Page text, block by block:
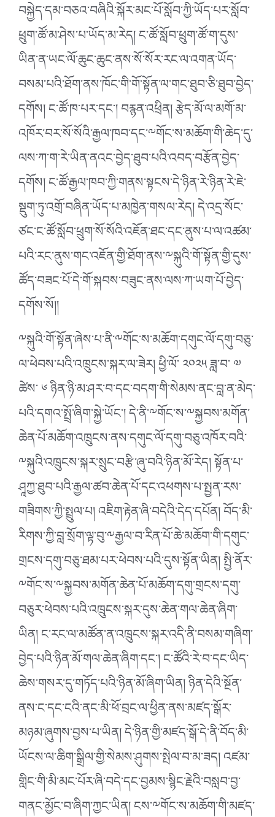
བསྐྱེད་དམ་བཅའ་བཞིའི་སྐོར་མང་པོ་སློབ་ཀྱི་ཡོད་པར་སློབ་
ཕྲུག་ཚོ་མ་ཤེས་པ་ཡོད་མ་རེད། ང་ཚོ་སློབ་ཕྲུག་ཚོ་ག་དུས་
ཡིན་ན་ཡང་ལོ་ཆུང་ཆུང་ནས་སོ་སོར་རང་ལ་འགན་ཡོད་
བསམ་པའི་ཐོག་ནས་ཁོང་གི་གོ་སྟོན་ལ་གང་ཐུབ་ཅི་ཐུབ་བྱེད་
དགོས། ང་ཚོ་ཁ་པར་དང་། བརྙན་འཕྲིན། རྩེད་མོ་ལ་མགོ་མ་
འཁོར་བར་སོ་སོའི་རྒྱལ་ཁབ་དང་༸གོང་ས་མཆོག་གི་ཆེད་དུ་
ལས་ཀ་ག་རེ་ཡིན་ནའང་བྱེད་ཐུབ་པའི་འབད་བརྩོན་བྱེད་
དགོས། ང་ཚོ་རྒྱལ་ཁབ་ཀྱི་གནས་སྟངས་དེ་ཉིན་རེ་ཉིན་རེ་ཇེ་
སྡུག་ཏུ་འགྲོ་བཞིན་ཡོད་པ་མཁྱེན་གསལ་རེད། དེ་འདྲ་སོང་
ཙང་ང་ཚོ་སློབ་ཕྲུག་སོ་སོའི་འཇོན་ཐང་དང་ནུས་པ་ལ་འཚམ་
པའི་རང་ནུས་གང་འཇོན་གྱི་ཐོག་ནས་༸སྐུའི་གོ་སྟོན་གྱི་དུས་
ཚོད་བཟང་པོ་དེ་གོ་སྐབས་བཟུང་ནས་ལས་ཀ་ཡག་པོ་བྱེད་
དགོས་སོ།།
༸སྐུའི་གོ་སྟོན་ཞེས་པ་ནི་༸གོང་ས་མཆོག་དགུང་ལོ་དགུ་བཅུ་
ལ་ཕེབས་པའི་འཁྲུངས་སྐར་ལ་ཟེར། ཕྱི་ལོ་ ༢༠༢༥ ཟླ་བ་ ༧
ཚེས་ ༦ ཉིན་ཉི་མ་ཤར་བ་དང་བདག་གི་སེམས་ནང་བླ་ན་མེད་
པའི་དགའ་སྤྲོ་ཞིག་སྐྱེ་ཡོང་། དེ་ནི་༸གོང་ས་༸སྐྱབས་མགོན་
ཆེན་པོ་མཆོག་འཁྲུངས་ནས་དགུང་ལོ་དགུ་བཅུ་འཁོར་བའི་
༸སྐུའི་འཁྲུངས་སྐར་སྲུང་བརྩི་ཞུ་བའི་ཉིན་མོ་རེད། སྟོན་པ་
ཤཱཀྱ་ཐུབ་པའི་རྒྱལ་ཚབ་ཆེན་པོ་དང་འཕགས་པ་སྤྱན་རས་
གཟིགས་ཀྱི་སྤྲུལ་པ། འཇིག་རྟེན་ཞི་བདེའི་དེད་དཔོན། བོད་མི་
རིགས་ཀྱི་བླ་སྲོག་ལྟ་བུ་༸རྒྱལ་བ་རིན་པོ་ཆེ་མཆོག་གི་དགུང་
གྲངས་དགུ་བཅུ་ཐམ་པར་ཕེབས་པའི་དུས་སྟོན་ཡིན། སྤྱི་ནོར་
༸གོང་ས་༸སྐྱབས་མགོན་ཆེན་པོ་མཆོག་དགུ་གྲངས་དགུ་
བཅུར་ཕེབས་པའི་འཁྲུངས་སྐར་དུས་ཆེན་གལ་ཆེན་ཞིག་
ཡིན། ང་རང་ལ་མཚོན་ན་འཁྲུངས་སྐར་འདི་ནི་བསམ་གཞིག་
བྱེད་པའི་ཉིན་མོ་གལ་ཆེན་ཞིག་དང་། ང་ཚོའི་རེ་བ་དང་ཡིད་
ཆེས་གསར་དུ་གཏོད་པའི་ཉིན་མོ་ཞིག་ཡིན། ཉིན་དེའི་སྔོན་
ནས་ང་དང་ངའི་ནང་མི་ཕོ་བྲང་ལ་ཕྱིན་ནས་མཛད་སྒོར་
མཉམ་ཞུགས་བྱས་པ་ཡིན། དེ་ཉིན་གྱི་མཛད་སྒོ་དེ་ནི་བོད་མི་
ཡོངས་ལ་ཆིག་སྒྲིལ་གྱི་སེམས་ཤུགས་སྤེལ་བ་མ་ཟད། འཛམ་
གླིང་གི་མི་མང་པོར་ཞི་བདེ་དང་བྱམས་སྙིང་རྗེའི་བསླབ་བྱ་
གནང་མྱོང་བ་ཞིག་ཀྱང་ཡིན། ངས་༸གོང་ས་མཆོག་གི་མཛད་